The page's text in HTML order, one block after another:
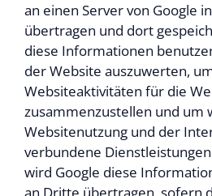
an einen Server von Google
übertragen und dort
diese Informationen
der Website auszuwerten,
Websiteaktivitäten für die
zusammenzustellen und um
Websitenutzung und der
verbundene
wird Google diese